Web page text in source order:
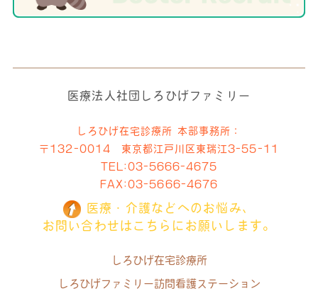
医療法人社団しろひげファミリー
しろひげ在宅診療所 本部事務所：
〒132-0014 東京都江戸川区東瑞江3-55-11
TEL: 03-5666-4675
FAX:03-5666-4676
医療・介護などへのお悩み、
お問い合わせはこちらにお願いします。
しろひげ在宅診療所
しろひげファミリー訪問看護ステーション